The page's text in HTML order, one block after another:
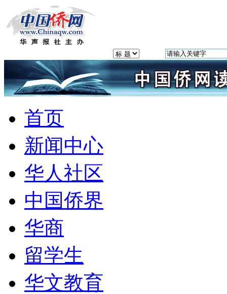
首页
新闻中心
华人社区
中国侨界
华商
留学生
华文教育